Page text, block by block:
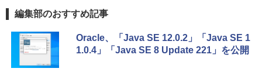
￥139,880
Amazon Kindle Paperwhite (16GB) 7イ
ンチディスプレイ、色調調節ライト、12
週間持続バッテリー、広告なし、ブラッ
編集部のおすすめ記事
Oracle、「Java SE 12.0.2」「Java SE 1
1.0.4」「Java SE 8 Update 221」を公開